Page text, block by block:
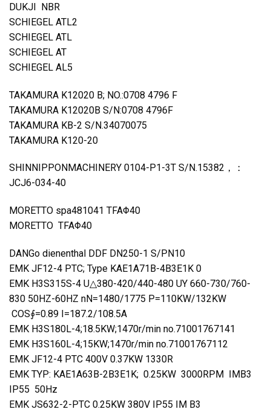
DUKJI NBR
SCHIEGEL ATL2
SCHIEGEL ATL
SCHIEGEL AT
SCHIEGEL AL5
TAKAMURA K12020 B; NO.:0708 4796 F
TAKAMURA K12020B S/N:0708 4796F
TAKAMURA KB-2 S/N.34070075
TAKAMURA K120-20
SHINNIPPONMACHINERY 0104-P1-3T S/N.15382，：
JCJ6-034-40
MORETTO spa481041 TFAΦ40
MORETTO TFAΦ40
DANGo dienenthal DDF DN250-1 S/PN10
EMK JF12-4 PTC; Type KAE1A71B-4B3E1K 0
EMK H3S315S-4 U△380-420/440-480 UY 660-730/760-
830 50HZ-60HZ nN=1480/1775 P=110KW/132KW
COS∮=0.89 I=187.2/108.5A
EMK H3S180L-4;18.5KW;1470r/min no.71001767141
EMK H3S160L-4;15KW;1470r/min no.71001767112
EMK JF12-4 PTC 400V 0.37KW 1330R
EMK TYP: KAE1A63B-2B3E1K; 0.25KW 3000RPM IMB3
IP55 50Hz
EMK JS632-2-PTC 0.25KW 380V IP55 IM B3